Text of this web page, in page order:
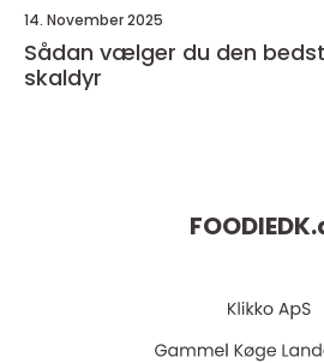
14. November 2025
Sådan vælger du den
skaldyr
FOODIEDK.